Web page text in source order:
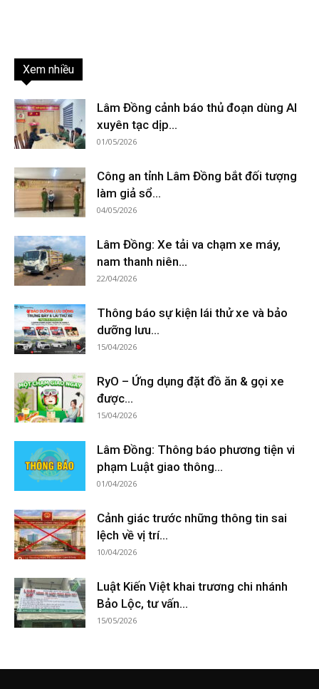
Xem nhiều
Lâm Đồng cảnh báo thủ đoạn dùng AI
xuyên tạc dịp...
01/05/2026
Công an tỉnh Lâm Đồng bắt đối tượng
làm giả sổ...
04/05/2026
Lâm Đồng: Xe tải va chạm xe máy,
nam thanh niên...
22/04/2026
Thông báo sự kiện lái thử xe và bảo
dưỡng lưu...
15/04/2026
RyO – Ứng dụng đặt đồ ăn & gọi xe
được...
15/04/2026
Lâm Đồng: Thông báo phương tiện vi
phạm Luật giao thông...
01/04/2026
Cảnh giác trước những thông tin sai
lệch về vị trí...
10/04/2026
Luật Kiến Việt khai trương chi nhánh
Bảo Lộc, tư vấn...
15/05/2026